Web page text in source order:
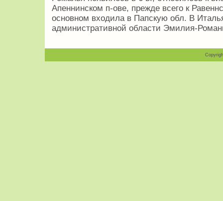
Апеннинском п-ове, прежде всего к
основном входила в Папскую обл. В
административной области Эмилия-